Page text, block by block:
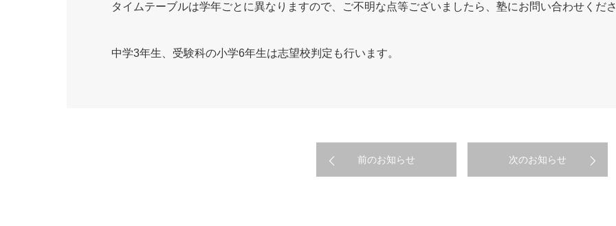
タイムテーブルは学年ごとに異なりますので、ご不明な点等ございましたら、塾にお問い合わせくだ
中学3年生、受験科の小学6年生は志望校判定も行います。
前のお知らせ 次のお知らせ